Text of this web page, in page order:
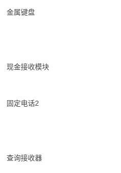
金属键盘
现金接收模块
固定电话2
查询接收器